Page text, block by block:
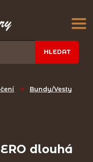
HLEDAT
> Bundy/Vesty
dlouhá